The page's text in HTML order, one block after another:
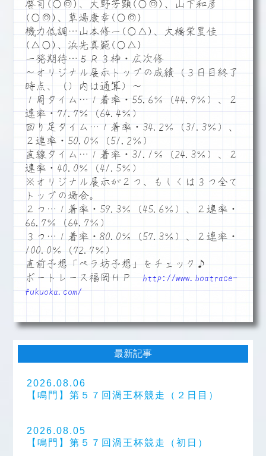
啓司(○◎)、大野芳顕(○◎)、山下和彦
(○◎)、草場康幸(○◎)
機力低調…山本修一(○△)、大橋栄里佳
(△○)、浜先真範(○△)
一発期待…５Ｒ３枠・広次修
～オリジナル展示トップの成績（３日目終了
時点、（）内は通算）～
１周タイム…１着率・55.6％（44.9％）、２
連率・71.7％（64.4％）
回り足タイム…１着率・34.2％（31.3％）、
２連率・50.0％（51.2％）
直線タイム…１着率・31.1％（24.3％）、２
連率・40.0％（41.5％）
※オリジナル展示が２つ、もしくは３つ全て
トップの場合。
２つ…１着率・59.3％（45.6％）、２連率・
66.7％（64.7％）
３つ…１着率・80.0％（57.3％）、２連率・
100.0％（72.7％）
直前予想「ペラ坊予想」をチェック♪
ボートレース福岡ＨＰhttp://www.boatrace-
fukuoka.com/
最新記事
2026.08.06
【鳴門】第５７回渦王杯競走（２日目）
2026.08.05
【鳴門】第５７回渦王杯競走（初日）